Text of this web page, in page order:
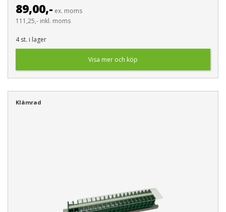
89,00,- ex. moms
111,25,- inkl. moms
4 st. i lager
Visa mer och köp
Klämrad